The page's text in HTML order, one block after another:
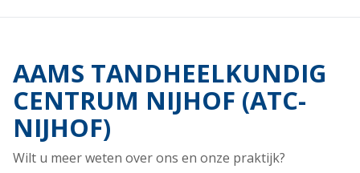
AAMS TANDHEELKUNDIG
CENTRUM NIJHOF (ATC-
NIJHOF)
Wilt u meer weten over ons en onze praktijk?